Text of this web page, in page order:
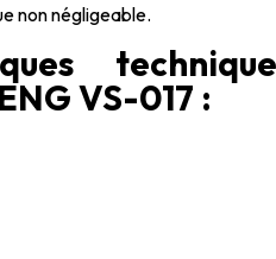
non négligeable.
VS-017 :